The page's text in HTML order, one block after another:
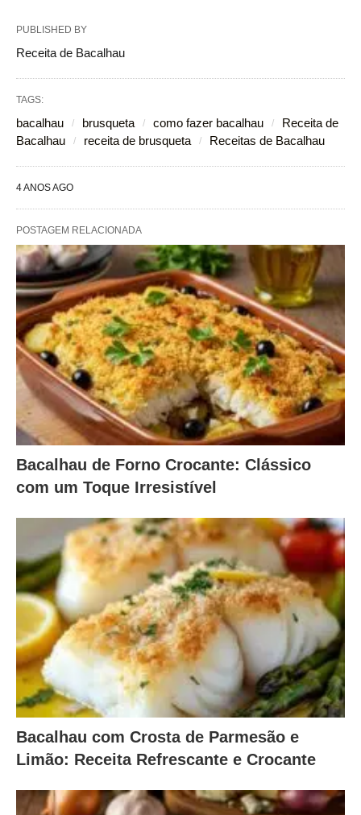
PUBLISHED BY
Receita de Bacalhau
TAGS:
bacalhau brusqueta como fazer bacalhau
Receita de
Bacalhau
receita de brusqueta Receitas de Bacalhau
4 ANOS AGO
POSTAGEM RELACIONADA
Bacalhau de Forno Crocante: Clássico
com um Toque Irresistível
Bacalhau com Crosta de Parmesão e
Limão: Receita Refrescante e Crocante